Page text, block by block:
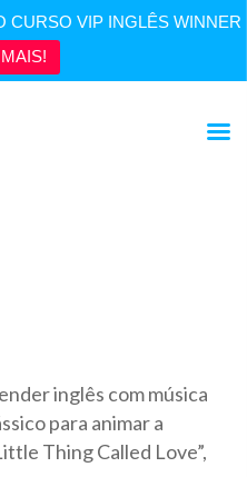
CURSO VIP INGLÊS WINNER
inglês com música
para animar a
Thing Called Love”,